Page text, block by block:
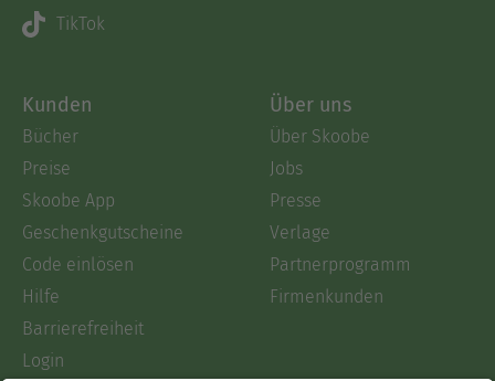
TikTok
Kunden
Bücher
Preise
Skoobe App
Geschenkgutscheine
Code einlösen
Hilfe
Barrierefreiheit
Login
Über uns
Über Skoobe
Jobs
Presse
Verlage
Partnerprogramm
Firmenkunden